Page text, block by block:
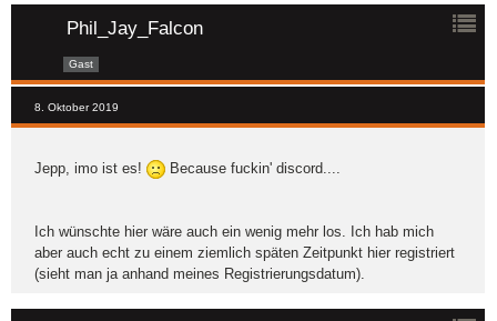
Phil_Jay_Falcon
Gast
8. Oktober 2019
Jepp, imo ist es! Because fuckin' discord....
Ich wünschte hier wäre auch ein wenig mehr los. Ich hab mich
aber auch echt zu einem ziemlich späten Zeitpunkt hier registriert
(sieht man ja anhand meines Registrierungsdatum).